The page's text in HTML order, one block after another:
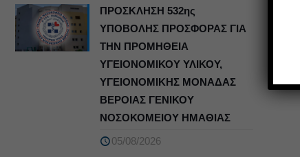
ΠΡΟΣΚΛΗΣΗ 532ης
ΥΠΟΒΟΛΗΣ ΠΡΟΣΦΟΡΑΣ ΓΙΑ
ΤΗΝ ΠΡΟΜΗΘΕΙΑ
ΥΓΕΙΟΝΟΜΙΚΟΥ ΥΛΙΚΟΥ,
ΥΓΕΙΟΝΟΜΙΚΗΣ ΜΟΝΑΔΑΣ
ΒΕΡΟΙΑΣ ΓΕΝΙΚΟΥ
ΝΟΣΟΚΟΜΕΙΟΥ ΗΜΑΘΙΑΣ
05/08/2026